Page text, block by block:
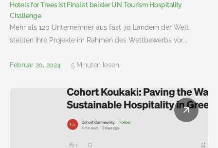
Hotels for Trees ist Finalist bei der UN Tourism Hospitality
Challenge
Mehr als 120 Unternehmer aus fast 70 Ländern der Welt
stellten ihre Projekte im Rahmen des Wettbewerbs vor...
Februar 20, 2024 5 Minuten lesen